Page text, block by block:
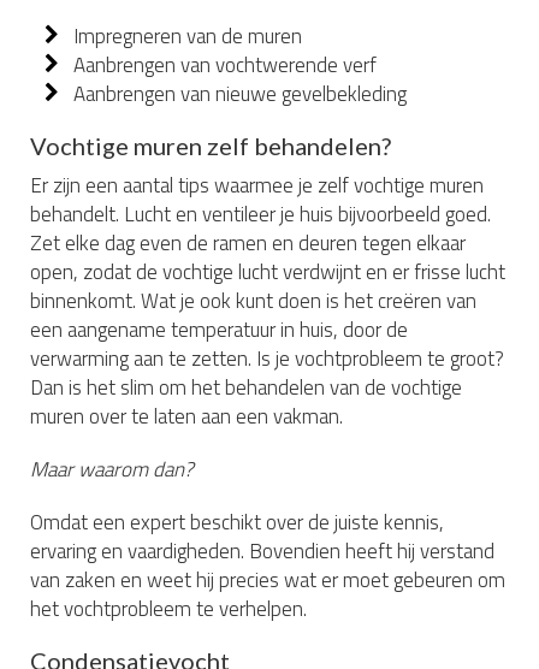
Impregneren van de muren
Aanbrengen van vochtwerende verf
Aanbrengen van nieuwe gevelbekleding
Vochtige muren zelf behandelen?
Er zijn een aantal tips waarmee je zelf vochtige muren
behandelt. Lucht en ventileer je huis bijvoorbeeld goed.
Zet elke dag even de ramen en deuren tegen elkaar
open, zodat de vochtige lucht verdwijnt en er frisse lucht
binnenkomt. Wat je ook kunt doen is het creëren van
een aangename temperatuur in huis, door de
verwarming aan te zetten. Is je vochtprobleem te groot?
Dan is het slim om het behandelen van de vochtige
muren over te laten aan een vakman.
Maar waarom dan?
Omdat een expert beschikt over de juiste kennis,
ervaring en vaardigheden. Bovendien heeft hij verstand
van zaken en weet hij precies wat er moet gebeuren om
het vochtprobleem te verhelpen.
Condensatievocht